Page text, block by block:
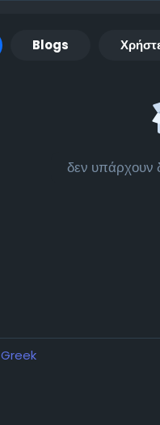
Blogs
δεν υπάρχουν
Greek